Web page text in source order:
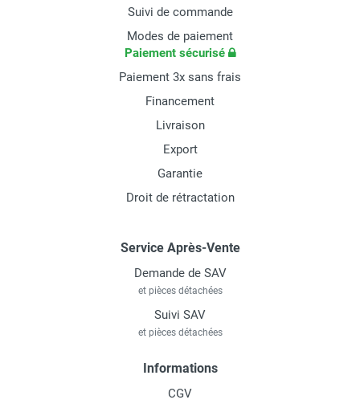
Suivi de commande
Modes de paiement
Paiement sécurisé
Paiement 3x sans frais
Financement
Livraison
Export
Garantie
Droit de rétractation
Service Après-Vente
Demande de SAV
et pièces détachées
Suivi SAV
et pièces détachées
Informations
CGV